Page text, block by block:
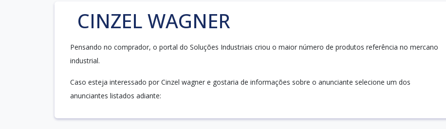
CINZEL WAGNER
Pensando no comprador, o portal do Soluções Industriais criou o maior número de produtos referência no mercano
industrial.
Caso esteja interessado por Cinzel wagner e gostaria de informações sobre o anunciante selecione um dos
anunciantes listados adiante: